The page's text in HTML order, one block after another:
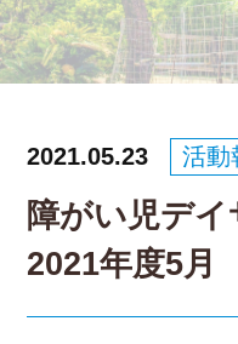
障がい児デ
2021年度5月
2021.05.23 活動